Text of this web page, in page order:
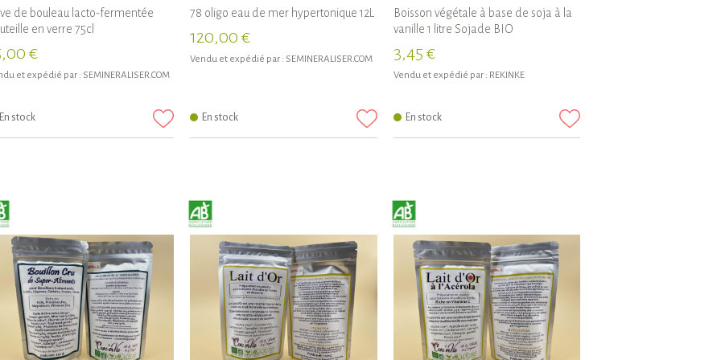
de bouleau lacto-fermentée
en verre 75cl
€
et expédié par : SEMINERALISER.COM
En stock
78 oligo eau de mer hypertonique 12L
120,00 €
Vendu et expédié par : SEMINERALISER.COM
En stock
Boisson végétale à base de soja à la
vanille 1 litre Sojade BIO
3,45 €
Vendu et expédié par : REKINKE
En stock